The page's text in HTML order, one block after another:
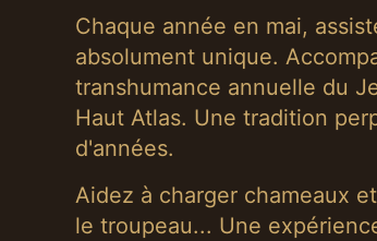
Chaque année en mai,
absolument unique.
transhumance annuelle du
Haut Atlas. Une tradition
d'années.
Aidez à charger chameaux
le troupeau... Une